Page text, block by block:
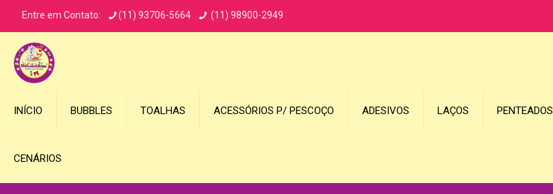
Entre em Contato: (11) 93706-5664 (11) 98900-2949
INÍCIO BUBBLES TOALHAS ACESSÓRIOS P/ PESCOÇO ADESIVOS LAÇOS PENTEADOS
CENÁRIOS